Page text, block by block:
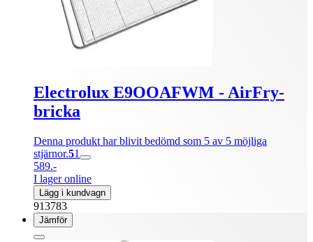
Electrolux E9OOAFWM - AirFry-
bricka
Denna produkt har blivit bedömd som 5 av 5 möjliga
stjärnor.51
589.-
I lager online
Lägg i kundvagn
913783
Jämför